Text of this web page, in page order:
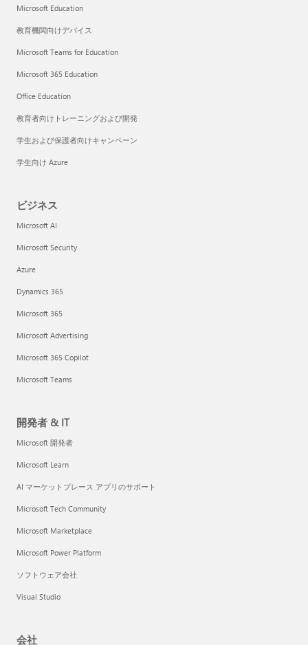
Microsoft Education
教育機関向けデバイス
Microsoft Teams for Education
Microsoft 365 Education
Office Education
教育者向けトレーニングおよび開発
学生および保護者向けキャンペーン
学生向け Azure
ビジネス
Microsoft AI
Microsoft Security
Azure
Dynamics 365
Microsoft 365
Microsoft Advertising
Microsoft 365 Copilot
Microsoft Teams
開発者 & IT
Microsoft 開発者
Microsoft Learn
AI マーケットプレース アプリのサポート
Microsoft Tech Community
Microsoft Marketplace
Microsoft Power Platform
ソフトウェア会社
Visual Studio
会社